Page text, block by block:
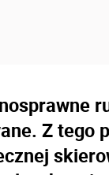
Z tego